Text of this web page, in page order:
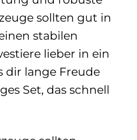
sollten gut in
stabilen
lieber in ein
dir lange Freude
Set, das schnell